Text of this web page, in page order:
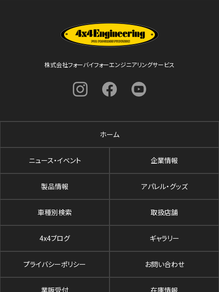
株式会社フォーバイフォーエンジニアリングサービス
ホーム
ニュース・イベント 企業情報
製品情報 アパレル・グッズ
車種別検索 取扱店舗
4x4ブログ ギャラリー
プライバシーポリシー お問い合わせ
業販受付 在庫情報